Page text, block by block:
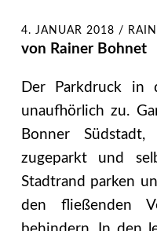
4. JANUAR 2018 /
von Rainer Bohnet
Der Parkdruck in
unaufhörlich zu.
Bonner
zugeparkt und
Stadtrand parken
den fließenden